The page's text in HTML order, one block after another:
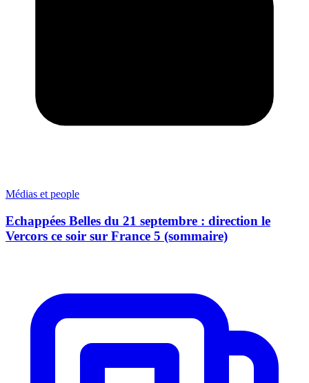
Médias et people
Echappées Belles du 21 septembre : direction le
Vercors ce soir sur France 5 (sommaire)